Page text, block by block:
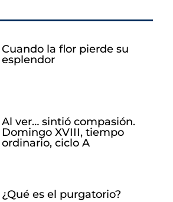
Cuando la flor pierde su
esplendor
Al ver… sintió compasión.
Domingo XVIII, tiempo
ordinario, ciclo A
¿Qué es el purgatorio?